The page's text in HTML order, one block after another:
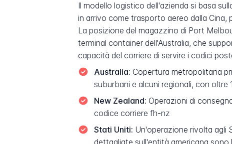
Il modello logistico dell'azienda si basa
in arrivo come trasporto aereo dalla Cina,
La posizione del magazzino di Port
terminal container dell'Australia, che
capacità del corriere di servire i codici
Australia: Copertura metropolitana
suburbani e alcuni regionali, con
New Zealand: Operazioni di
codice corriere fh-nz
Stati Uniti: Un'operazione rivolta agli